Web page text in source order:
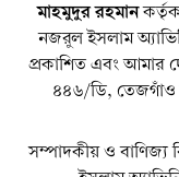
মাহমুদুর রহমানকর্তৃক
নজরুল ইসলাম
প্রকাশিত এবং আমার
৪৪৬/ডি, তেজগাঁও
সম্পাদকীয় ও বাণিজ্য